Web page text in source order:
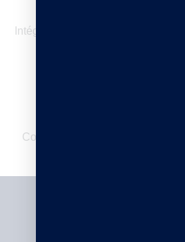
Intégrez des programmes de
Coordonnez vos ventes